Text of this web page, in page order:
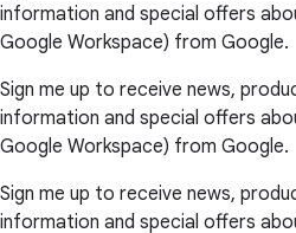
information and special offers
Google Workspace) from Google.
Sign me up to receive news,
information and special offers
Google Workspace) from Google.
Sign me up to receive news,
information and special offers